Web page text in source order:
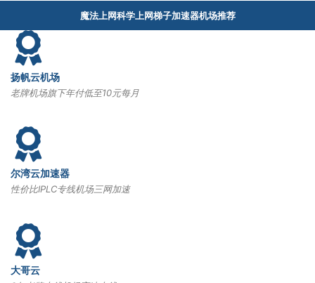
魔法上网科学上网梯子加速器机场推荐
扬帆云机场
老牌机场旗下年付低至10元每月
尔湾云加速器
性价比IPLC专线机场三网加速
大哥云